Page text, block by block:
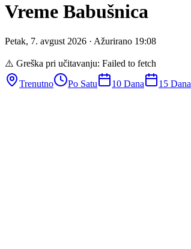
Vreme Babušnica
Petak, 7. avgust 2026 · Ažurirano 19:08
⚠️ Greška pri učitavanju: Failed to fetch
Trenutno
Po Satu 10 Dana 15 Dana